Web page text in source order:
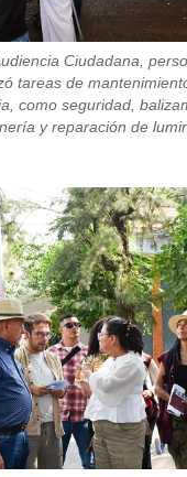
Ciudadana,
tareas de
como seguridad,
y reparación de